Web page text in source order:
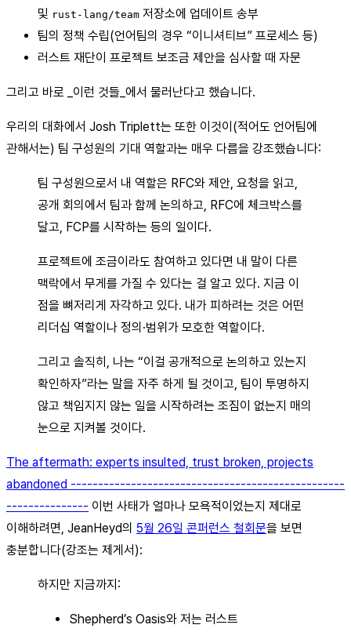
및 rust-lang/team 저장소에 업데이트 송부
팀의 정책 수립(언어팀의 경우 “이니셔티브” 프로세스 등)
러스트 재단이 프로젝트 보조금 제안을 심사할 때 자문
그리고 바로 _이런 것들_에서 물러난다고 했습니다.
우리의 대화에서 Josh Triplett는 또한 이것이(적어도 언어팀에
관해서는) 팀 구성원의 기대 역할과는 매우 다름을 강조했습니다:
팀 구성원으로서 내 역할은 RFC와 제안, 요청을 읽고,
공개 회의에서 팀과 함께 논의하고, RFC에 체크박스를
달고, FCP를 시작하는 등의 일이다.
프로젝트에 조금이라도 참여하고 있다면 내 말이 다른
맥락에서 무게를 가질 수 있다는 걸 알고 있다. 지금 이
점을 뼈저리게 자각하고 있다. 내가 피하려는 것은 어떤
리더십 역할이나 정의·범위가 모호한 역할이다.
그리고 솔직히, 나는 “이걸 공개적으로 논의하고 있는지
확인하자”라는 말을 자주 하게 될 것이고, 팀이 투명하지
않고 책임지지 않는 일을 시작하려는 조짐이 없는지 매의
눈으로 지켜볼 것이다.
The aftermath: experts insulted, trust broken, projects
abandoned --------------------------------------------------
--------------- 이번 사태가 얼마나 모욕적이었는지 제대로
이해하려면, JeanHeyd의 5월 26일 콘퍼런스 철회문을 보면
충분합니다(강조는 제게서):
하지만 지금까지:
Shepherd’s Oasis와 저는 러스트